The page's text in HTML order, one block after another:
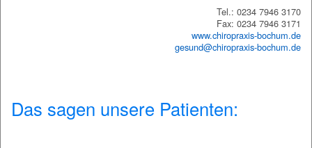
Tel.: 0234 7946 3170
Fax: 0234 7946 3171
www.chiropraxis-bochum.de
gesund@chiropraxis-bochum.de
Das sagen unsere Patienten: